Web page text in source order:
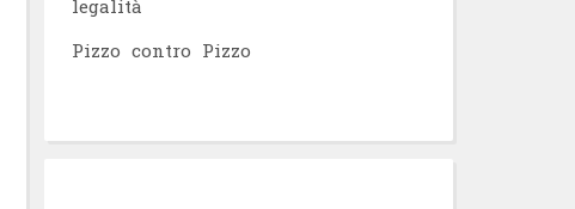
legalità
Pizzo contro Pizzo